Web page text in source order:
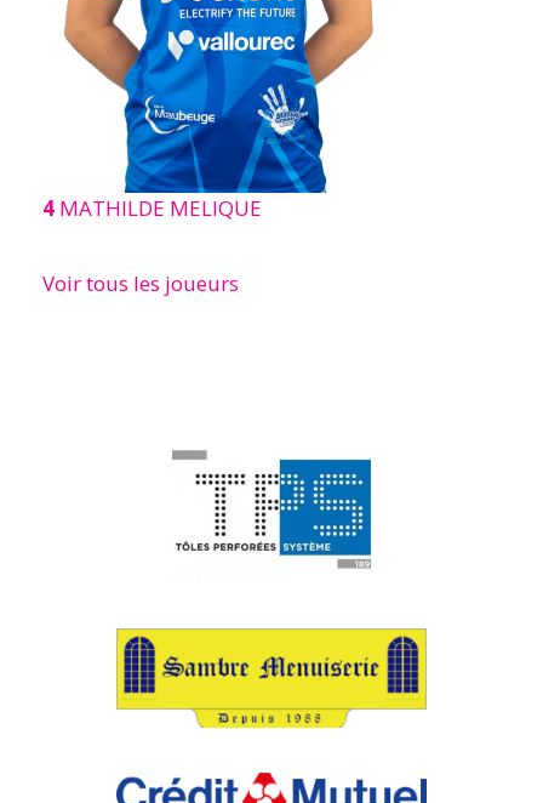
4 MATHILDE MELIQUE
Voir tous les joueurs